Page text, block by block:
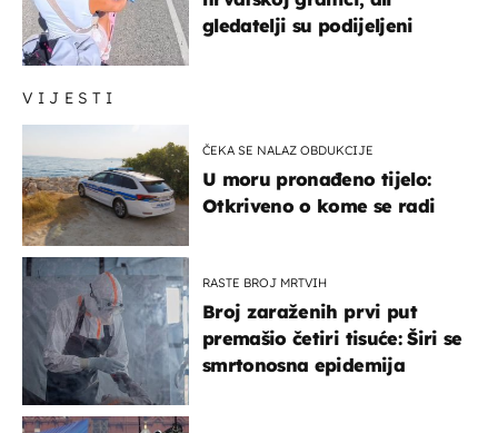
VIJESTI
ČEKA SE NALAZ OBDUKCIJE
U moru pronađeno tijelo:
Otkriveno o kome se radi
RASTE BROJ MRTVIH
Broj zaraženih prvi put
premašio četiri tisuće: Širi se
smrtonosna epidemija
gledatelji su podijeljeni